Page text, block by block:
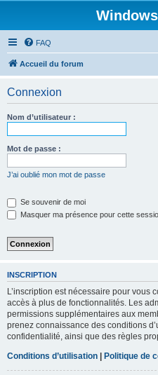
FAQ
Accueil du forum
Connexion
Nom d’utilisateur :
Mot de passe :
J’ai oublié mon mot de passe
Se souvenir de moi
Masquer ma présence pour cette
INSCRIPTION
L’inscription est nécessaire pour vous
accès à plus de fonctionnalités. Les
permissions supplémentaires aux
prenez connaissance des conditions
confidentialité, ainsi que des règles
Conditions d’utilisation | Politique de